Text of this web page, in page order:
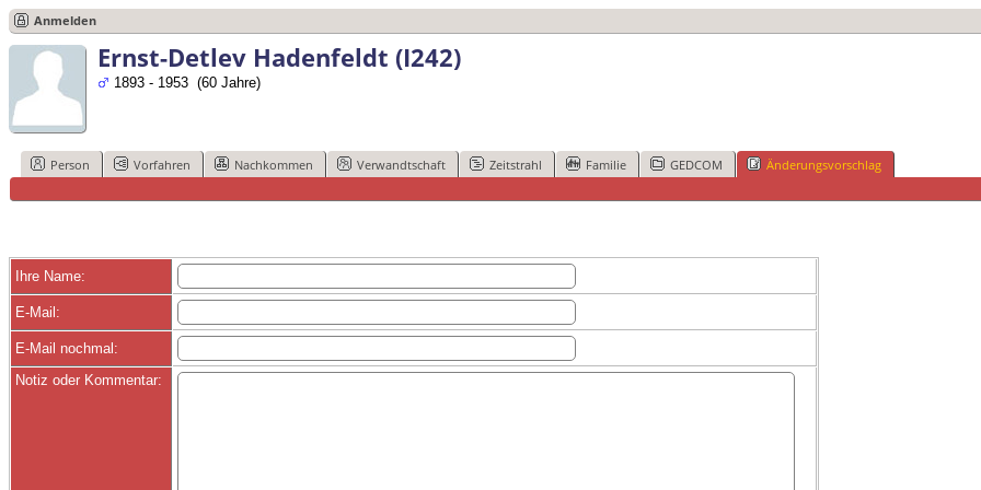
Anmelden
Ernst-Detlev Hadenfeldt (I242)
1893 - 1953 (60 Jahre)
Person Vorfahren Nachkommen Verwandtschaft Zeitstrahl Familie GEDCOM Änderungsvorschlag
Ihre Name:
E-Mail:
E-Mail nochmal:
Notiz oder Kommentar: